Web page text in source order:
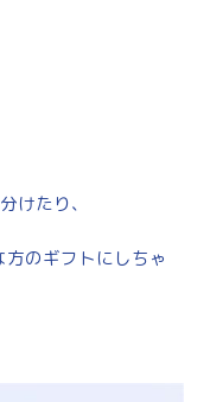
けたり、
のギフトにしちゃ